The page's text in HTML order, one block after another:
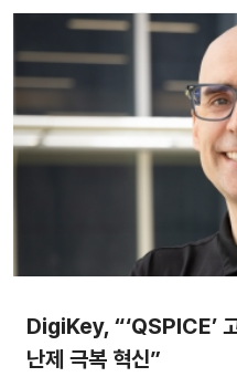
DigiKey, “‘QSPICE’
난제 극복 혁신”